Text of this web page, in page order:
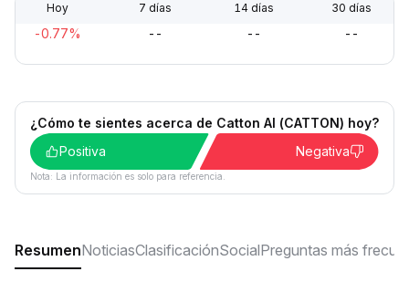
Hoy 7 días 14 días 30 días
-0.77% -- -- --
¿Cómo te sientes acerca de Catton AI (CATTON) hoy?
Positiva
Negativa
Nota: La información es solo para referencia.
ResumenNoticiasClasificaciónSocialPreguntas más